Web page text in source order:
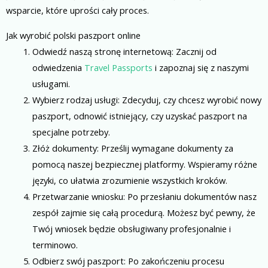
wsparcie, które uprości cały proces.
Jak wyrobić polski paszport online
Odwiedź naszą stronę internetową: Zacznij od
odwiedzenia Travel Passports i zapoznaj się z naszymi
usługami.
Wybierz rodzaj usługi: Zdecyduj, czy chcesz wyrobić nowy
paszport, odnowić istniejący, czy uzyskać paszport na
specjalne potrzeby.
Złóż dokumenty: Prześlij wymagane dokumenty za
pomocą naszej bezpiecznej platformy. Wspieramy różne
języki, co ułatwia zrozumienie wszystkich kroków.
Przetwarzanie wniosku: Po przesłaniu dokumentów nasz
zespół zajmie się całą procedurą. Możesz być pewny, że
Twój wniosek będzie obsługiwany profesjonalnie i
terminowo.
Odbierz swój paszport: Po zakończeniu procesu